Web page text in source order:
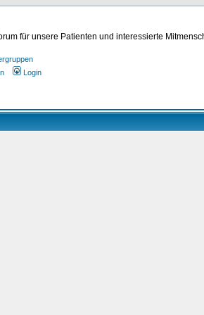
für unsere Patienten und interessierte
Login